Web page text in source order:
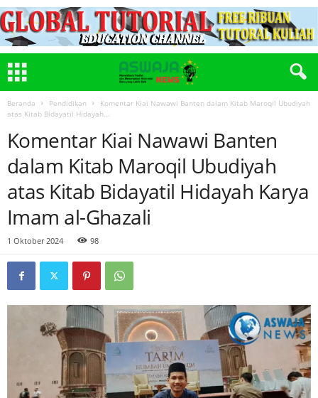
Beranda Pendidikan
Komentar Kiai Nawawi Banten dalam Kitab Maroqil Ubudiyah
atas Kitab Bidayatil Hidayah...
Komentar Kiai Nawawi Banten
dalam Kitab Maroqil Ubudiyah
atas Kitab Bidayatil Hidayah Karya
Imam al-Ghazali
1 Oktober 2024 98